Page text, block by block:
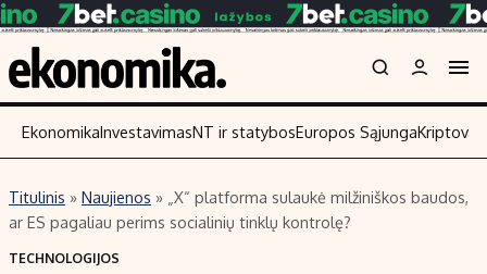
Turinys
Naujienos
Skaitykite
EkonomikaInvestavimasNT ir statybosEuropos Sąjunga
Titulinis » Naujienos » „X“ platforma sulaukė milžiniškos baudos,
ar ES pagaliau perims socialinių tinklų kontrolę?
TECHNOLOGIJOS